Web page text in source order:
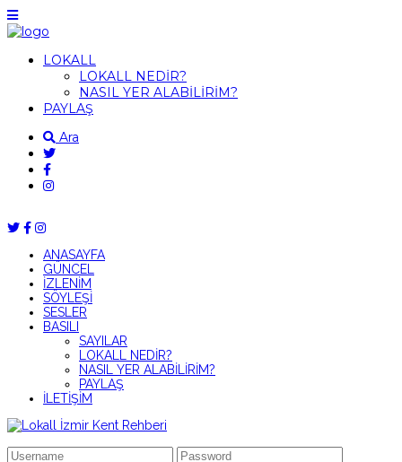
LOKALL
LOKALL NEDİR?
NASIL YER ALABİLİRİM?
PAYLAŞ
Ara
ANASAYFA
GÜNCEL
İZLENİM
SÖYLEŞİ
SESLER
BASILI
SAYILAR
LOKALL NEDİR?
NASIL YER ALABİLİRİM?
PAYLAŞ
İLETİŞİM